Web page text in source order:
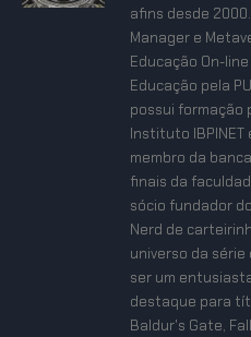
afins desde
Manager e
Educação On-
Educação pela
possui formação
Instituto IBPINET
membro da
finais da
sócio fundador
Nerd de
universo da série
ser um
destaque para
Baldur's Gate,